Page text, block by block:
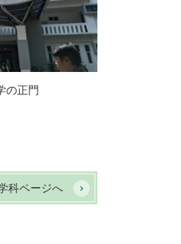
の正門
科ページへ